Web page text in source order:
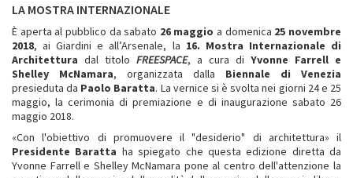
LA MOSTRA INTERNAZIONALE
È aperta al pubblico da sabato 26 maggioa domenica 25 novembre
2018, ai Giardini e all’Arsenale, la 16. Mostra Internazionale di
Architettura dal titolo FREESPACE, a cura di Yvonne Farrell e
Shelley McNamara, organizzata dalla Biennale di Venezia
presieduta da Paolo Baratta. La vernice si è svolta nei giorni 24 e 25
maggio, la cerimonia di premiazione e di inaugurazione sabato 26
maggio 2018.
«Con l'obiettivo di promuovere il "desiderio" di architettura» il
Presidente Baratta ha spiegato che questa edizione diretta da
Yvonne Farrell e Shelley McNamara pone al centro dell'attenzione la